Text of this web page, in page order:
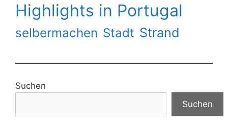
Highlights in Portugal
selbermachen Stadt Strand
Suchen
Suchen